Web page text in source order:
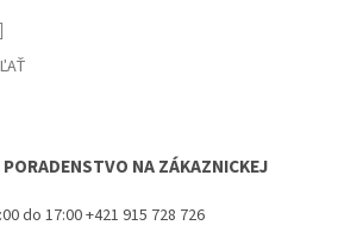
NA ZÁKAZNICKEJ
do 17:00 +421 915 728 726